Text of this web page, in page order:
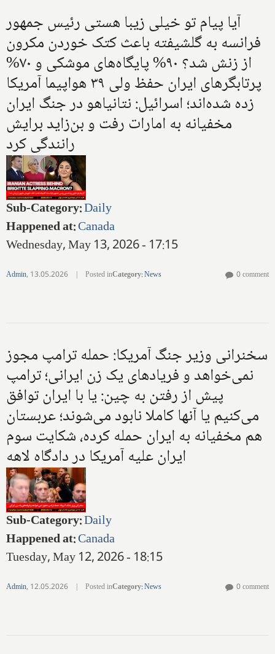
آیا پیام تو خیلی زیبا هستی رئیس جمهور
فرانسه به گلشیفته باعث کتک خوردن مکرون
از زنش شد؟ ۹۰% پایگاه‌های موشکی و ۷۰%
پرتابگرهای ایران حفظ ولی ۳۹ هواپیما آمریکا
زده شده‌اند؛ اسرائیل: نتانیاهو در جنگ ایران
مخفیانه به امارات رفت و بن‌زاید برایش
رانندگی کرد
Sub-Category:Daily
Happened at:Canada
Wednesday, May 13, 2026 - 17:15
Admin, 13.05.2026 | Posted inCategory:News 0 comment
سخنرانی وزیر جنگ آمریکا: حمله ترامپ مجوز
نمی‌خواهد و فریادهای یک زن ایرانی؛ ترامپ
پیش از رفتن به چین: یا با ایران توافق
می‌کنیم یا آنها کاملا نابود می‌شوند؛ عربستان
هم مخفیانه به ایران حمله کرده، شکایت سوم
ایران علیه آمریکا در دادگاه لاهه
Sub-Category:Daily
Happened at:Canada
Tuesday, May 12, 2026 - 18:15
Admin, 12.05.2026 | Posted inCategory:News 0 comment